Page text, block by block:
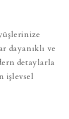
dayanıklı ve
detaylarla
işlevsel